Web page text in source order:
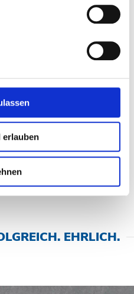
erlauben
EHRLICH.